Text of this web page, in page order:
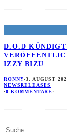
D.O.D
IZZY BIZU
RONNY·3. AUGUST
NEWSRELEASES
·0 KOMMENTARE·